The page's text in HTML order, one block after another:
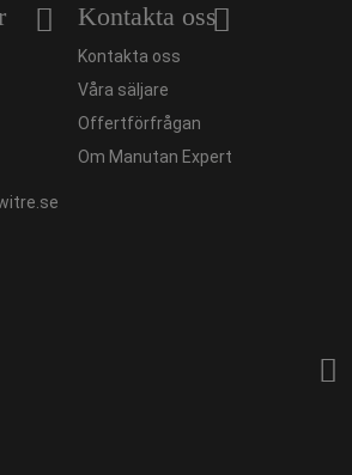
Kontakta oss
Kontakta oss
Våra säljare
Offertförfrågan
Om Manutan Expert